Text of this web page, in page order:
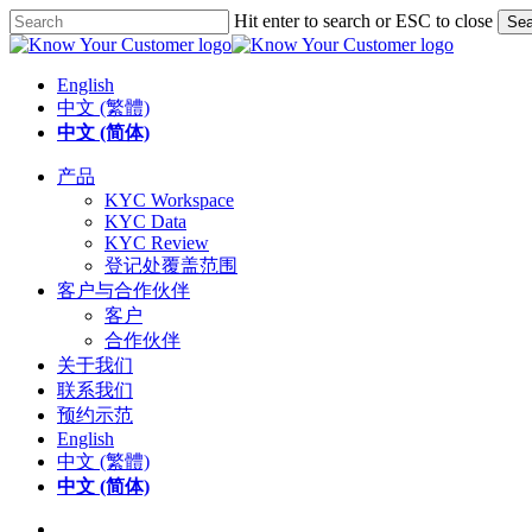
Skip
to
content
Hit enter to search or ESC to close
Close
English
中文 (繁體)
中文 (简体)
search
Menu
产品
KYC Workspace
KYC Data
KYC Review
登记处覆盖范围
客户与合作伙伴
客户
合作伙伴
关于我们
联系我们
预约示范
English
中文 (繁體)
中文 (简体)